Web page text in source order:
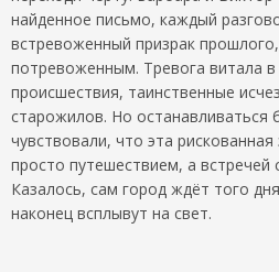
найденное письмо, каждый
встревоженный призрак
потревоженным. Тревога витала в
происшествия, таинственные
старожилов. Но
чувствовали, что эта
просто путешествием, а встречей
Казалось, сам город ждёт того
наконец всплывут на свет.